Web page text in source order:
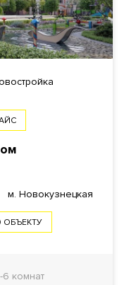
м. Новокузнецкая
6 комнат